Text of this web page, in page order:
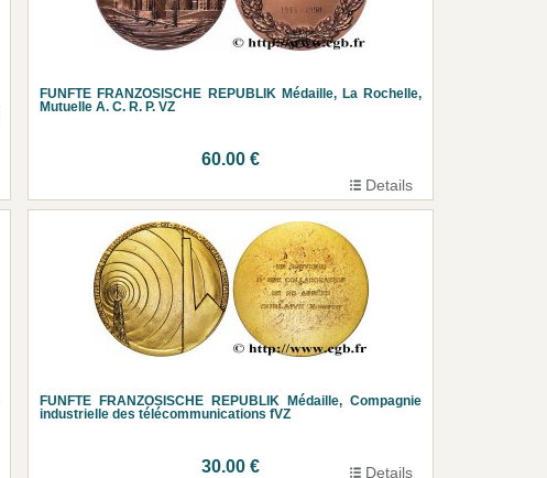
FUNFTE FRANZOSISCHE REPUBLIK Médaille, La Rochelle,
Mutuelle A. C. R. P. VZ
60.00 €
Details
FUNFTE FRANZOSISCHE REPUBLIK Médaille, Compagnie
industrielle des télécommunications fVZ
30.00 € Details